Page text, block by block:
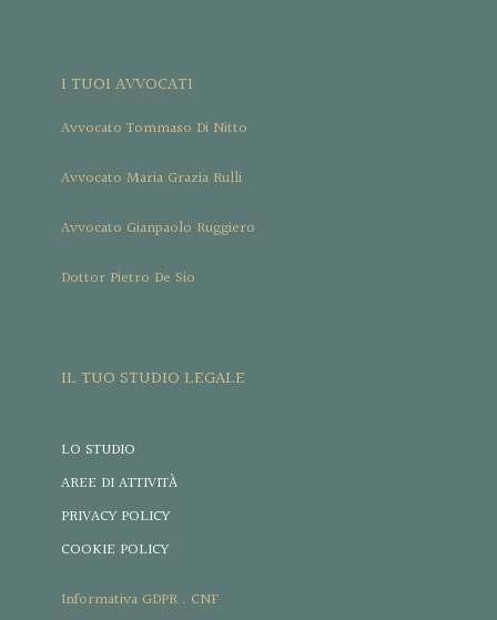
I TUOI AVVOCATI
Avvocato Tommaso Di Nitto
Avvocato Maria Grazia Rulli
Avvocato Gianpaolo Ruggiero
Dottor Pietro De Sio
IL TUO STUDIO LEGALE
LO STUDIO
AREE DI ATTIVITÀ
PRIVACY POLICY
COOKIE POLICY
Informativa GDPR . CNF